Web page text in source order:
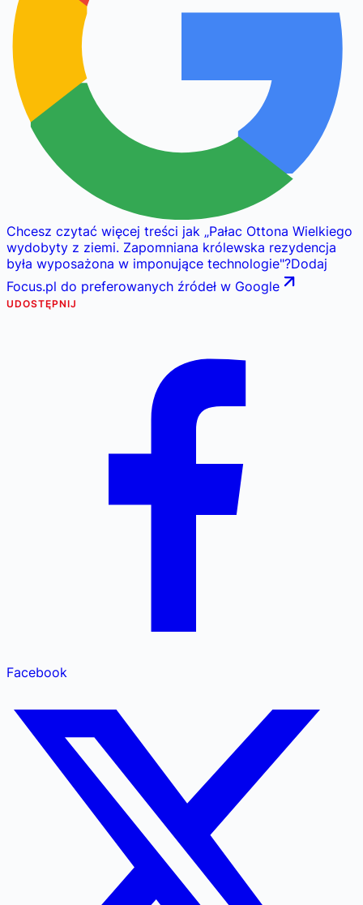
Chcesz czytać więcej treści jak „Pałac Ottona Wielkiego
wydobyty z ziemi. Zapomniana królewska rezydencja
była wyposażona w imponujące technologie"?Dodaj
Focus.pl do preferowanych źródeł w Google
UDOSTĘPNIJ
Facebook